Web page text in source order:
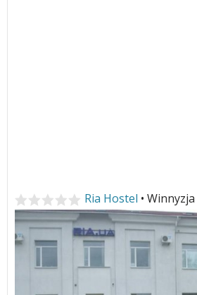
Ria Hostel • Winnyzja